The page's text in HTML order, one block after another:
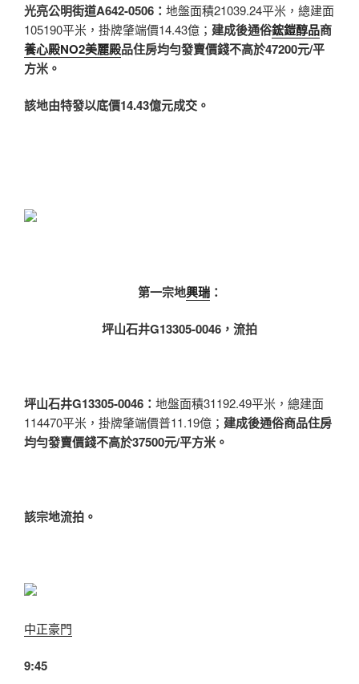
光亮公明街道A642-0506 ： 地盤面積21039.24平米，總建面
105190平米，掛牌肇端價14.43億； 建成後通俗鋐鎧醇品商
養心殿NO2美麗殿品住房均勻發賣價錢不高於47200元/平
方米。
該地由特發以底價14.43億元成交。
第一宗地興瑞：
坪山石井G13305-0046，流拍
坪山石井G13305-0046： 地盤面積31192.49平米，總建面
114470平米，掛牌肇端價普11.19億； 建成後通俗商品住房
均勻發賣價錢不高於37500元/平方米。
該宗地流拍。
中正豪門
9:45